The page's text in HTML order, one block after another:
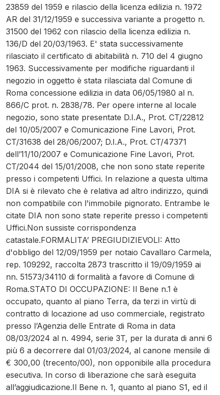
23859 del 1959 e rilascio della licenza edilizia n. 1972
AR del 31/12/1959 e successiva variante a progetto n.
31500 del 1962 con rilascio della licenza edilizia n.
136/D del 20/03/1963. E' stata successivamente
rilasciato il certificato di abitabilità n. 710 del 4 giugno
1963. Successivamente per modifiche riguardanti il
negozio in oggetto è stata rilasciata dal Comune di
Roma concessione edilizia in data 06/05/1980 al n.
866/C prot. n. 2838/78. Per opere interne al locale
negozio, sono state presentate D.I.A., Prot. CT/22812
del 10/05/2007 e Comunicazione Fine Lavori, Prot.
CT/31638 del 28/06/2007; D.I.A., Prot. CT/47371
dell’11/10/2007 e Comunicazione Fine Lavori, Prot.
CT/2044 del 15/01/2008, che non sono state reperite
presso i competenti Uffici. In relazione a questa ultima
DIA si è rilevato che è relativa ad altro indirizzo, quindi
non compatibile con l'immobile pignorato. Entrambe le
citate DIA non sono state reperite presso i competenti
Uffici.Non sussiste corrispondenza
catastale.FORMALITA’ PREGIUDIZIEVOLI: Atto
d'obbligo del 12/09/1959 per notaio Cavallaro Carmela,
rep. 109292, raccolta 2873 trascritto il 19/09/1959 ai
nn. 51573/34110 di formalità a favore di Comune di
Roma.STATO DI OCCUPAZIONE: Il Bene n.1 è
occupato, quanto al piano Terra, da terzi in virtù di
contratto di locazione ad uso commerciale, registrato
presso l’Agenzia delle Entrate di Roma in data
08/03/2024 al n. 4994, serie 3T, per la durata di anni 6
più 6 a decorrere dal 01/03/2024, al canone mensile di
€ 300,00 (trecento/00), non opponibile alla procedura
esecutiva. In corso di liberazione che sarà eseguita
all’aggiudicazione.Il Bene n. 1, quanto al piano S1, ed il